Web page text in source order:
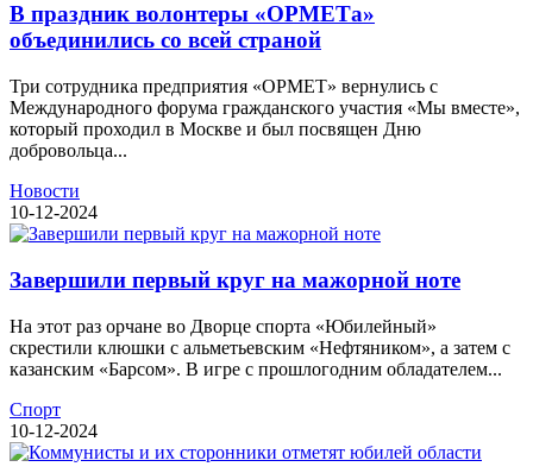
В праздник волонтеры «ОРМЕТа»
объединились со всей страной
Три сотрудника предприятия «ОРМЕТ» вернулись с
Международного форума гражданского участия «Мы вместе»,
который проходил в Москве и был посвящен Дню
добровольца...
Новости
10-12-2024
Завершили первый круг на мажорной ноте
На этот раз орчане во Дворце спорта «Юбилейный»
скрестили клюшки с альметьевским «Нефтяником», а затем с
казанским «Барсом». В игре с прошлогодним обладателем...
Спорт
10-12-2024